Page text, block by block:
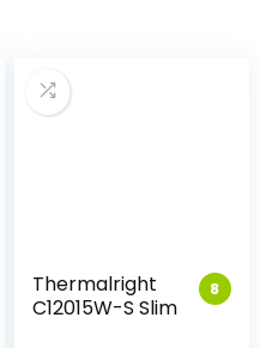
8
Thermalright
C12015W-S Slim